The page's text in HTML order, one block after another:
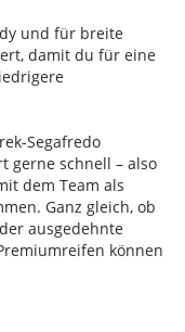
und für breite
damit du für eine
Segafredo
gerne schnell – also
dem Team als
Ganz gleich, ob
ausgedehnte
können